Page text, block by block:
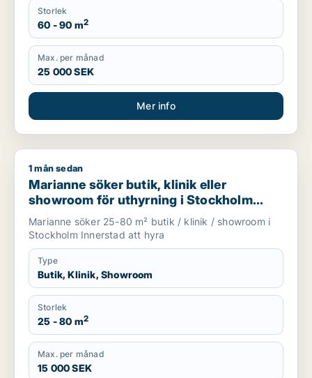
Storlek
60 - 90 m2
Max. per månad
25 000 SEK
Mer info
Marianne söker butik, klinik eller showroom för uthyrning i
1 mån sedan
Marianne söker butik, klinik eller
showroom för uthyrning i Stockholm
Innerstad
Marianne söker 25-80 m² butik / klinik / showroom i
Stockholm Innerstad att hyra
Type
Butik, Klinik, Showroom
Storlek
25 - 80 m2
Max. per månad
15 000 SEK